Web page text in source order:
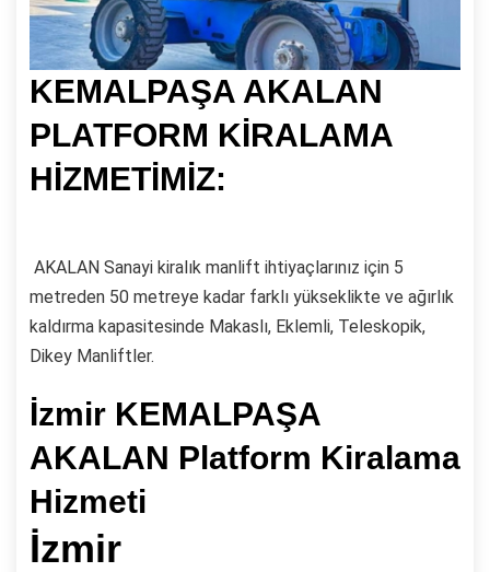
KEMALPAŞA AKALAN
PLATFORM KİRALAMA
HİZMETİMİZ:
AKALAN Sanayi kiralık manlift ihtiyaçlarınız için 5
metreden 50 metreye kadar farklı yükseklikte ve ağırlık
kaldırma kapasitesinde Makaslı, Eklemli, Teleskopik,
Dikey Manliftler.
İzmir KEMALPAŞA
AKALAN Platform Kiralama
Hizmeti
İzmir